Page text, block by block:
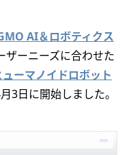
AI＆ロボティクス
ザーニーズに合わせた
ーマノイドロボット
3日に開始しました。